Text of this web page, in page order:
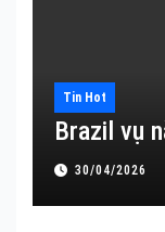
Tin Hot
Brazil vụ
30/04/2026